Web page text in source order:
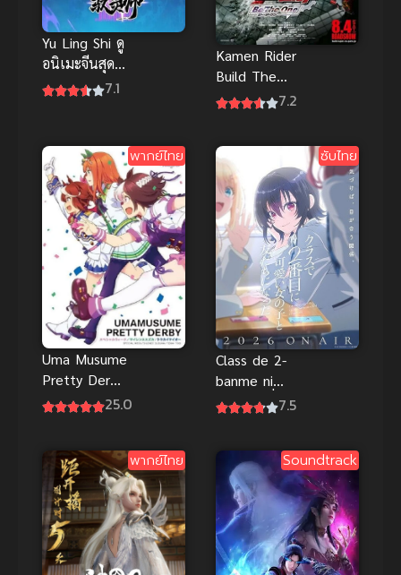
Yu Ling Shi ดู
อนิเมะจีนสุด
มันส์ นักคุม
มากๆ
7.1
Kamen Rider
Build The
Movie Be7.2
พากย์ไทย
Uma Musume
Pretty Derby
สาวม้าโมเอะ25.0
ซับไทย
Class de 2-
banme ni
Kawaii เพื่อน
อันดับสองของ
ห้อง (ซับไทย)
7.5
พากย์ไทย Soundtrack